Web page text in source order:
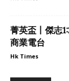
菁英盃丨傑志
商業電台
Hk Times